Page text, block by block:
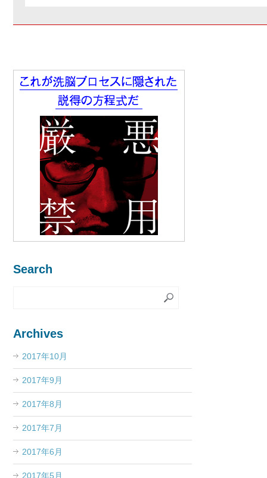
Search
Archives
2017年10月
2017年9月
2017年8月
2017年7月
2017年6月
2017年5月